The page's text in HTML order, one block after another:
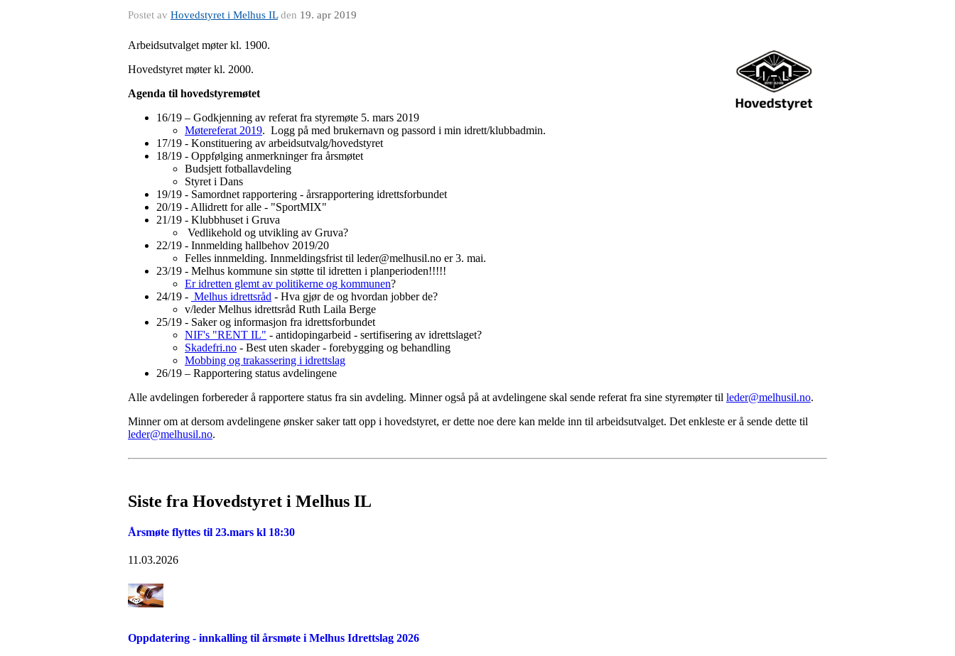
Postet av Hovedstyret i Melhus ILden 19. apr 2019
Arbeidsutvalget møter kl. 1900.
Hovedstyret møter kl. 2000.
Agenda til hovedstyremøtet
16/19 – Godkjenning av referat fra styremøte 5. mars 2019
Møtereferat 2019. Logg på med brukernavn og passord i min idrett/klubbadmin.
17/19 - Konstituering av arbeidsutvalg/hovedstyret
18/19 - Oppfølging anmerkninger fra årsmøtet
Budsjett fotballavdeling
Styret i Dans
19/19 - Samordnet rapportering - årsrapportering idrettsforbundet
20/19 - Allidrett for alle - "SportMIX"
21/19 - Klubbhuset i Gruva
Vedlikehold og utvikling av Gruva?
22/19 - Innmelding hallbehov 2019/20
Felles innmelding. Innmeldingsfrist til leder@melhusil.no er 3. mai.
23/19 - Melhus kommune sin støtte til idretten i planperioden!!!!!
Er idretten glemt av politikerne og kommunen?
24/19 - Melhus idrettsråd - Hva gjør de og hvordan jobber de?
v/leder Melhus idrettsråd Ruth Laila Berge
25/19 - Saker og informasjon fra idrettsforbundet
NIF's "RENT IL" - antidopingarbeid - sertifisering av idrettslaget?
Skadefri.no - Best uten skader - forebygging og behandling
Mobbing og trakassering i idrettslag
26/19 – Rapportering status avdelingene
Alle avdelingen forbereder å rapportere status fra sin avdeling. Minner også på at avdelingene skal sende referat fra sine styremøter til leder@melhusil.no.
Minner om at dersom avdelingene ønsker saker tatt opp i hovedstyret, er dette noe dere kan melde inn til arbeidsutvalget. Det enkleste er å sende dette til
leder@melhusil.no.
Siste fra Hovedstyret i Melhus IL
Årsmøte flyttes til 23.mars kl 18:30
11.03.2026
Oppdatering - innkalling til årsmøte i Melhus Idrettslag 2026